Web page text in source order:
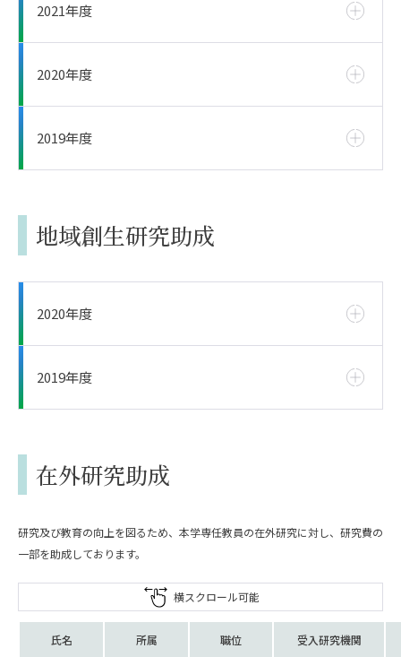
2021年度
2020年度
2019年度
地域創生研究助成
2020年度
2019年度
在外研究助成
研究及び教育の向上を図るため、本学専任教員の在外研究に対し、研究費の
一部を助成しております。
横スクロール可能
氏名 所属 職位 受入研究機関